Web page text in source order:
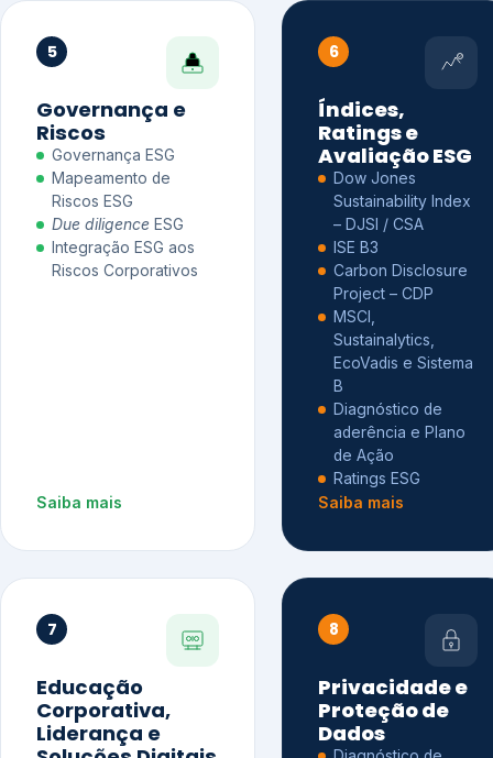
5
Governança e
Riscos
Governança ESG
Mapeamento de
Riscos ESG
Due diligence ESG
Integração ESG aos
Riscos Corporativos
Saiba mais
6
Índices,
Ratings e
Avaliação ESG
Dow Jones
Sustainability Index
– DJSI / CSA
ISE B3
Carbon Disclosure
Project – CDP
MSCI,
Sustainalytics,
EcoVadis e Sistema
B
Diagnóstico de
aderência e Plano
de Ação
Ratings ESG
Saiba mais
7
Educação
Corporativa,
Liderança e
8
Privacidade e
Proteção de
Dados